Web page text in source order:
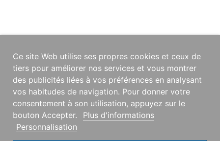
Ce site Web utilise ses propres cookies et ceux de
tiers pour améliorer nos services et vous montrer
des publicités liées à vos préférences en analysant
vos habitudes de navigation. Pour donner votre
consentement à son utilisation, appuyez sur le
bouton Accepter.
Plus d'informations
Personnalisation